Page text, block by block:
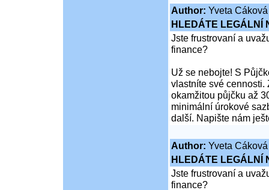
Author: Yveta Cáková
HLEDÁTE LEGÁLNÍ
Jste frustrovaní a
finance?
Už se nebojte! S
vlastníte své cennosti.
okamžitou půjčku až
minimální úrokové
další. Napište nám
Author: Yveta Cáková
HLEDÁTE LEGÁLNÍ
Jste frustrovaní a
finance?